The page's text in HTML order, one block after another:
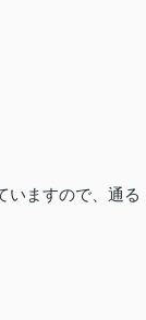
いますので、通る